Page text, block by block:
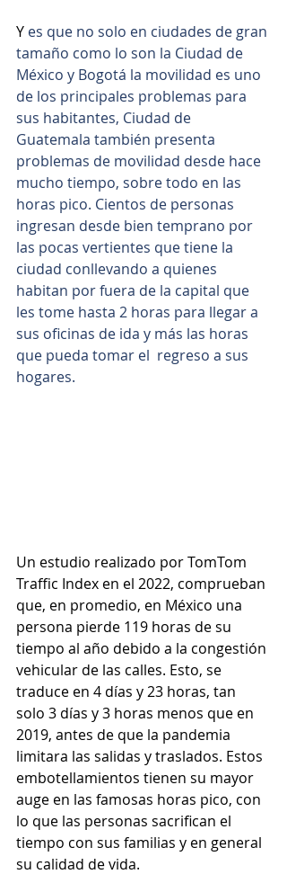
Y es que no solo en ciudades de gran
tamaño como lo son la Ciudad de
México y Bogotá la movilidad es uno
de los principales problemas para
sus habitantes, Ciudad de
Guatemala también presenta
problemas de movilidad desde hace
mucho tiempo, sobre todo en las
horas pico. Cientos de personas
ingresan desde bien temprano por
las pocas vertientes que tiene la
ciudad conllevando a quienes
habitan por fuera de la capital que
les tome hasta 2 horas para llegar a
sus oficinas de ida y más las horas
que pueda tomar el  regreso a sus
hogares.
Un estudio realizado por TomTom
Traffic Index en el 2022, comprueban
que, en promedio, en México una
persona pierde 119 horas de su
tiempo al año debido a la congestión
vehicular de las calles. Esto, se
traduce en 4 días y 23 horas, tan
solo 3 días y 3 horas menos que en
2019, antes de que la pandemia
limitara las salidas y traslados. Estos
embotellamientos tienen su mayor
auge en las famosas horas pico, con
lo que las personas sacrifican el
tiempo con sus familias y en general
su calidad de vida.